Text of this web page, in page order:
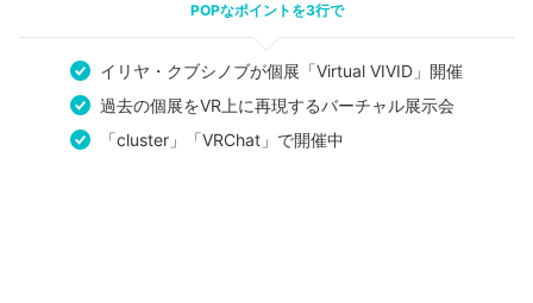
POPなポイントを3行で
イリヤ・クブシノブが個展「Virtual VIVID」開催
過去の個展をVR上に再現するバーチャル展示会
「cluster」「VRChat」で開催中